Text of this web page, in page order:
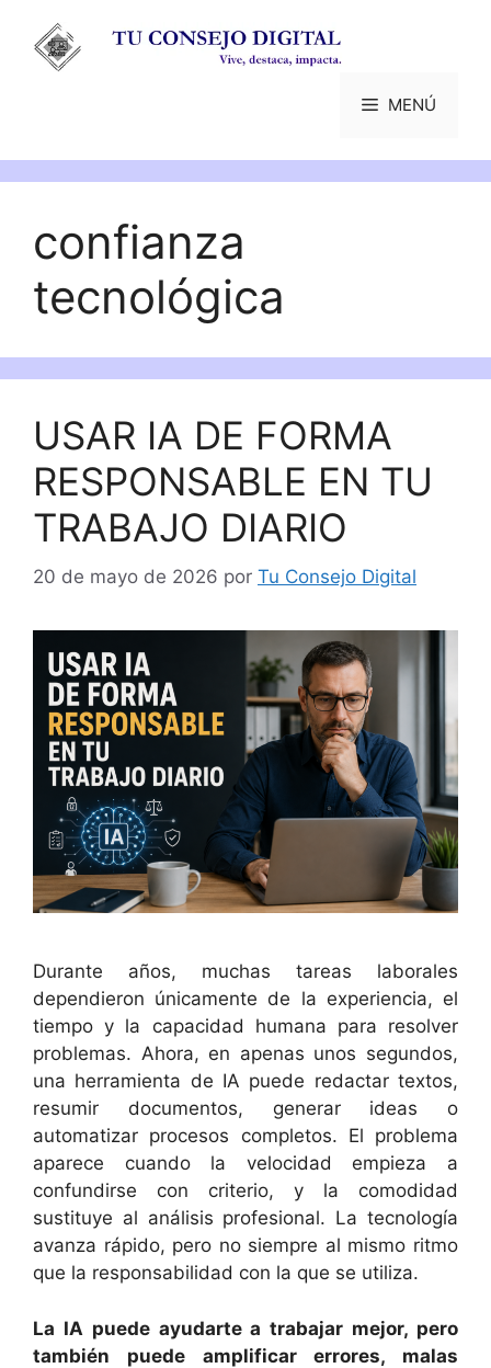
contenido
MENÚ
confianza
tecnológica
USAR IA DE FORMA
RESPONSABLE EN TU
TRABAJO DIARIO
20 de mayo de 2026 por Tu Consejo Digital
Durante años, muchas tareas laborales
dependieron únicamente de la experiencia, el
tiempo y la capacidad humana para resolver
problemas. Ahora, en apenas unos segundos,
una herramienta de IA puede redactar textos,
resumir documentos, generar ideas o
automatizar procesos completos. El problema
aparece cuando la velocidad empieza a
confundirse con criterio, y la comodidad
sustituye al análisis profesional. La tecnología
avanza rápido, pero no siempre al mismo ritmo
que la responsabilidad con la que se utiliza.
La IA puede ayudarte a trabajar mejor, pero
también puede amplificar errores, malas